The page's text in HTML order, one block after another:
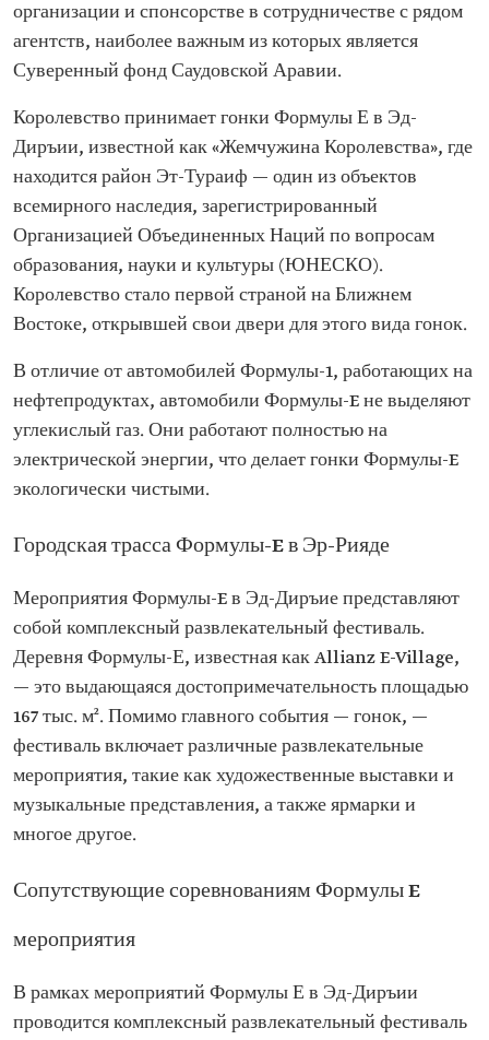
организации и спонсорстве в сотрудничестве с рядом
агентств, наиболее важным из которых является
Суверенный фонд Саудовской Аравии.
Королевство принимает гонки Формулы Е в Эд-
Диръии, известной как «Жемчужина Королевства», где
находится район Эт-Тураиф — один из объектов
всемирного наследия, зарегистрированный
Организацией Объединенных Наций по вопросам
образования, науки и культуры (ЮНЕСКО).
Королевство стало первой страной на Ближнем
Востоке, открывшей свои двери для этого вида гонок.
В отличие от автомобилей Формулы-1, работающих на
нефтепродуктах, автомобили Формулы-E не выделяют
углекислый газ. Они работают полностью на
электрической энергии, что делает гонки Формулы-E
экологически чистыми.
Городская трасса Формулы-E в Эр-Рияде
Мероприятия Формулы-E в Эд-Диръие представляют
собой комплексный развлекательный фестиваль.
Деревня Формулы-Е, известная как Allianz E-Village,
— это выдающаяся достопримечательность площадью
167 тыс. м². Помимо главного события — гонок, —
фестиваль включает различные развлекательные
мероприятия, такие как художественные выставки и
музыкальные представления, а также ярмарки и
многое другое.
Сопутствующие соревнованиям Формулы E
мероприятия
В рамках мероприятий Формулы Е в Эд-Диръии
проводится комплексный развлекательный фестиваль